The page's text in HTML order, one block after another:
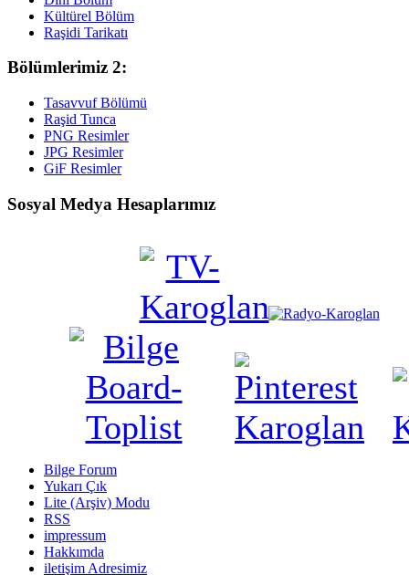
Kültürel Bölüm
Raşidi Tarikatı
Bölümlerimiz 2:
Tasavvuf Bölümü
Raşid Tunca
PNG Resimler
JPG Resimler
GiF Resimler
Sosyal Medya Hesaplarımız
Bilge Forum
Yukarı Çık
Lite (Arşiv) Modu
RSS
impressum
Hakkımda
iletişim Adresimiz